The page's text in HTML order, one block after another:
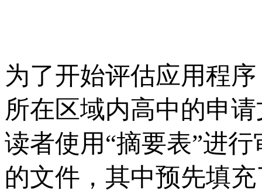
为了开始评估应用程
所在区域内高中的申
读者使用“摘要表”进
的文件，其中预先填